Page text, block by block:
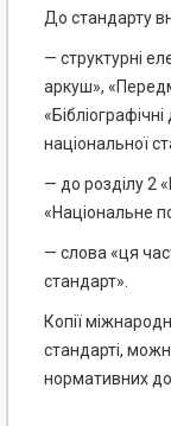
До стандарту
— структурні
аркуш»,
національної
— до розділу 2
«Національне
— слова «ця
стандарт».
Копії
стандарті,
нормативних